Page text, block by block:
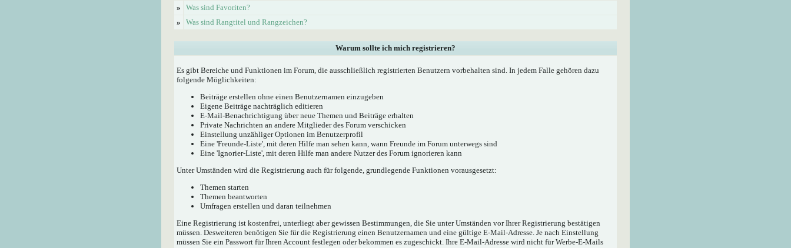
»
Was sind Favoriten?
»
Was sind Rangtitel und Rangzeichen?
Warum sollte ich mich registrieren?
Es gibt Bereiche und Funktionen im Forum, die ausschließlich registrierten Benutzern vorbehalten sind. In jedem Falle gehören dazu
folgende Möglichkeiten:
Beiträge erstellen ohne einen Benutzernamen einzugeben
Eigene Beiträge nachträglich editieren
E-Mail-Benachrichtigung über neue Themen und Beiträge erhalten
Private Nachrichten an andere Mitglieder des Forum verschicken
Einstellung unzähliger Optionen im Benutzerprofil
Eine 'Freunde-Liste', mit deren Hilfe man sehen kann, wann Freunde im Forum unterwegs sind
Eine 'Ignorier-Liste', mit deren Hilfe man andere Nutzer des Forum ignorieren kann
Unter Umständen wird die Registrierung auch für folgende, grundlegende Funktionen vorausgesetzt:
Themen starten
Themen beantworten
Umfragen erstellen und daran teilnehmen
Eine Registrierung ist kostenfrei, unterliegt aber gewissen Bestimmungen, die Sie unter Umständen vor Ihrer Registrierung bestätigen
müssen. Desweiteren benötigen Sie für die Registrierung einen Benutzernamen und eine gültige E-Mail-Adresse. Je nach Einstellung
müssen Sie ein Passwort für Ihren Account festlegen oder bekommen es zugeschickt. Ihre E-Mail-Adresse wird nicht für Werbe-E-Mails